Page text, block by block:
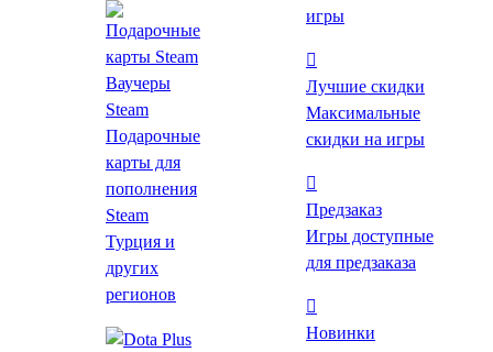
Ваучеры
Steam
Подарочные
карты для
пополнения
Steam
Турция и
других
регионов
игры
Лучшие скидки
Максимальные
скидки на игры
Предзаказ
Игры доступные
для предзаказа
Новинки
от 439 ₽ до -86%
*Проверяйте регион активации после перехода на
страницу магазина.
С РФ-аккаунта напрямую в Steam игру не
купить — рекомендуем
создать аккаунт с
регионом Казахстан
сменить регион.
Цены на игру
Об игре